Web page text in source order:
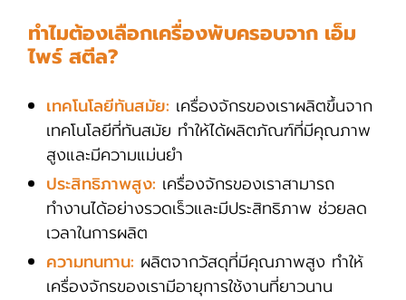
ทำไมต้องเลือกเครื่องพับครอบจาก เอ็ม
ไพร์ สตีล?
เทคโนโลยีทันสมัย: เครื่องจักรของเราผลิตขึ้นจาก
เทคโนโลยีที่ทันสมัย ทำให้ได้ผลิตภัณฑ์ที่มีคุณภาพ
สูงและมีความแม่นยำ
ประสิทธิภาพสูง: เครื่องจักรของเราสามารถ
ทำงานได้อย่างรวดเร็วและมีประสิทธิภาพ ช่วยลด
เวลาในการผลิต
ความทนทาน: ผลิตจากวัสดุที่มีคุณภาพสูง ทำให้
เครื่องจักรของเรามีอายุการใช้งานที่ยาวนาน